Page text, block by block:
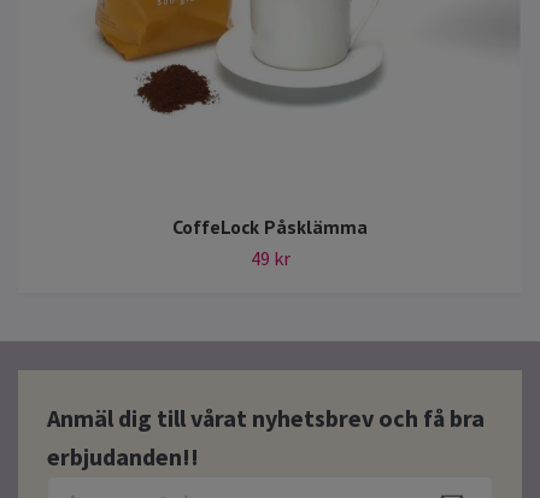
CoffeLock Påsklämma
49 kr
Anmäl dig till vårat nyhetsbrev och få bra
erbjudanden!!